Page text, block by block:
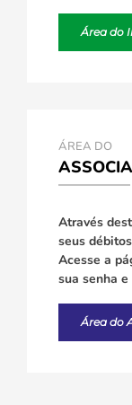
Área do
ÁREA DO
Através
seus
Acesse a
sua senha
Área do